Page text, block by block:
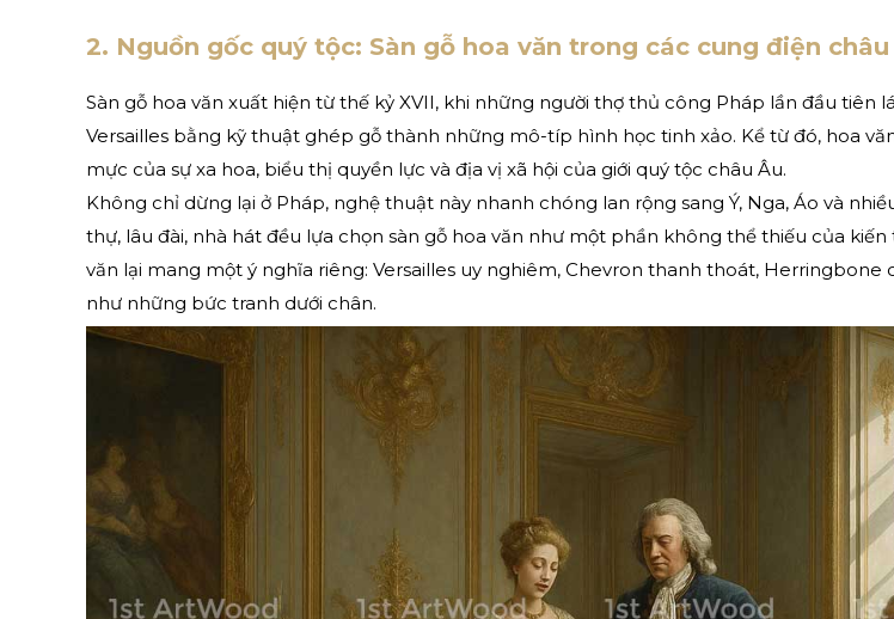
2. Nguồn gốc quý tộc: Sàn gỗ hoa văn trong các cung điện châu
Sàn gỗ hoa văn xuất hiện từ thế kỷ XVII, khi những người thợ thủ công Pháp lần đầu tiên
Versailles bằng kỹ thuật ghép gỗ thành những mô-típ hình học tinh xảo. Kể từ đó, hoa
mực của sự xa hoa, biểu thị quyền lực và địa vị xã hội của giới quý tộc châu Âu.
Không chỉ dừng lại ở Pháp, nghệ thuật này nhanh chóng lan rộng sang Ý, Nga, Áo và
thự, lâu đài, nhà hát đều lựa chọn sàn gỗ hoa văn như một phần không thể thiếu của kiến
văn lại mang một ý nghĩa riêng: Versailles uy nghiêm, Chevron thanh thoát, Herringbone
như những bức tranh dưới chân.